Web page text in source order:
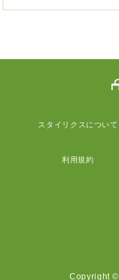
スタイリクスについて
利用規約
Copyright ©